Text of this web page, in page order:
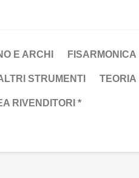
E ARCHI FISARMONICA
STRUMENTI TEORIA
RIVENDITORI *